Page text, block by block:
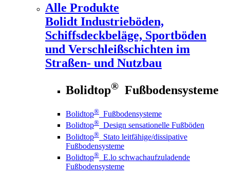
Alle Produkte
Bolidt Industrieböden,
Schiffsdeckbeläge, Sportböden
und Verschleißschichten im
Straßen- und Nutzbau
Bolidtop® Fußbodensysteme
Bolidtop® Fußbodensysteme
Bolidtop® Design sensationelle Fußböden
Bolidtop® Stato leitfähige/dissipative
Fußbodensysteme
Bolidtop® E.lo schwachaufzuladende
Fußbodensysteme